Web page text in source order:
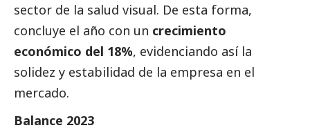
sector de la salud visual. De esta forma,
concluye el año con un crecimiento
económico del 18%, evidenciando así la
solidez y estabilidad de la empresa en el
mercado.
Balance 2023